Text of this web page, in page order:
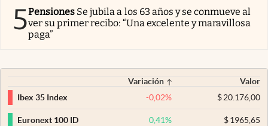
5Pensiones Se jubila a los 63 años y se conmueve al
ver su primer recibo: “Una excelente y maravillosa
paga”
Variación
Valor
Ibex 35 Index
-0,02% $20.176,00
Euronext 100 ID 0,41% $1965,65